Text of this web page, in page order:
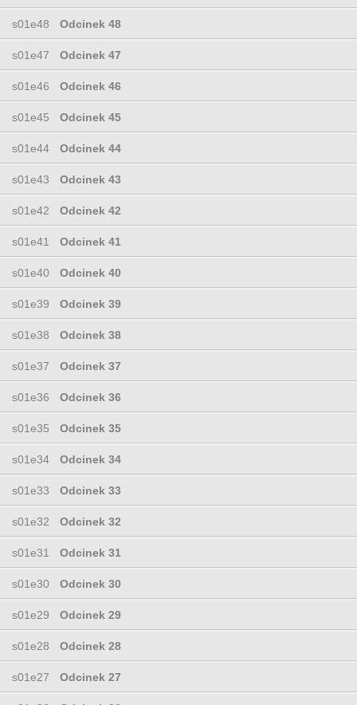
s01e48 Odcinek 48
s01e47 Odcinek 47
s01e46 Odcinek 46
s01e45 Odcinek 45
s01e44 Odcinek 44
s01e43 Odcinek 43
s01e42 Odcinek 42
s01e41 Odcinek 41
s01e40 Odcinek 40
s01e39 Odcinek 39
s01e38 Odcinek 38
s01e37 Odcinek 37
s01e36 Odcinek 36
s01e35 Odcinek 35
s01e34 Odcinek 34
s01e33 Odcinek 33
s01e32 Odcinek 32
s01e31 Odcinek 31
s01e30 Odcinek 30
s01e29 Odcinek 29
s01e28 Odcinek 28
s01e27 Odcinek 27